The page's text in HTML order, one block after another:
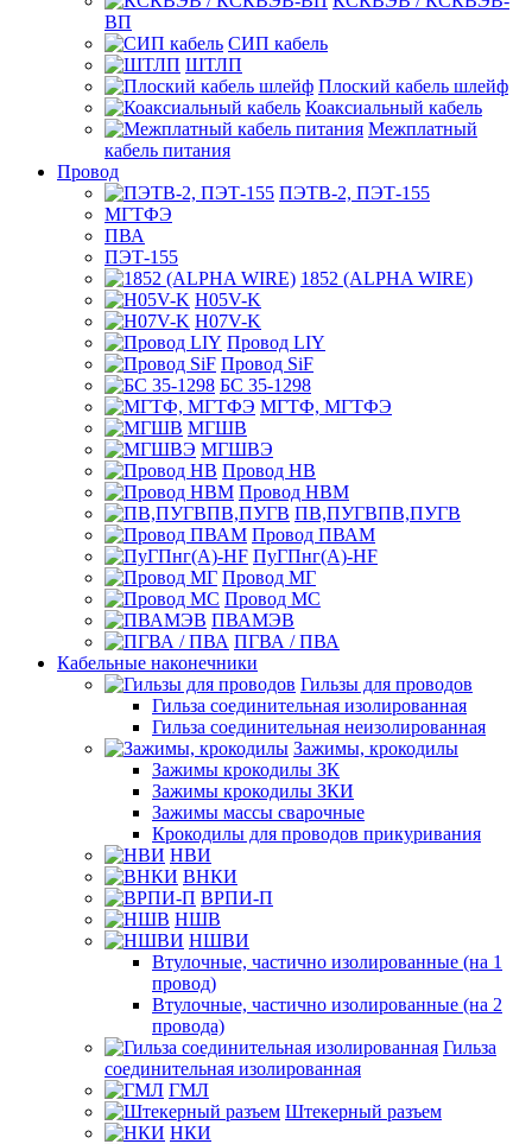
ВП
СИП кабель
ШТЛП
Плоский кабель шлейф
Коаксиальный кабель
Межплатный
кабель питания
Провод
ПЭТВ-2, ПЭТ-155
МГТФЭ
ПВА
ПЭТ-155
1852 (ALPHA WIRE)
H05V-K
H07V-K
Провод LIY
Провод SiF
БС 35-1298
МГТФ, МГТФЭ
МГШВ
МГШВЭ
Провод НВ
Провод НВМ
ПВ,ПУГВПВ,ПУГВ
Провод ПВАМ
ПуГПнг(A)-HF
Провод МГ
Провод МС
ПВАМЭВ
ПГВА / ПВА
Кабельные наконечники
Гильзы для проводов
Гильза соединительная изолированная
Гильза соединительная неизолированная
Зажимы, крокодилы
Зажимы крокодилы ЗК
Зажимы крокодилы ЗКИ
Зажимы массы сварочные
Крокодилы для проводов прикуривания
НВИ
ВНКИ
ВРПИ-П
НШВ
НШВИ
Втулочные, частично изолированные (на 1
провод)
Втулочные, частично изолированные (на 2
провода)
Гильза
соединительная изолированная
ГМЛ
Штекерный разъем
НКИ